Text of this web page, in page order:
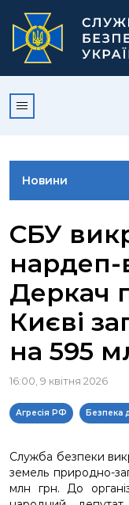
Новини
ВІДЕОГАЛЕРЕЯ
КОНТАКТИ
СБУ
нардеп-
Деркач
Києві
на 595
16:00, 9 квітня 2026
Агресія РФ Безпека
Служба безпеки
земель природно-
млн грн. До